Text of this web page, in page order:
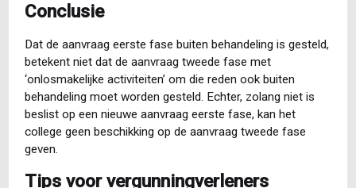
Conclusie
Dat de aanvraag eerste fase buiten behandeling is gesteld,
betekent niet dat de aanvraag tweede fase met
‘onlosmakelijke activiteiten’ om die reden ook buiten
behandeling moet worden gesteld. Echter, zolang niet is
beslist op een nieuwe aanvraag eerste fase, kan het
college geen beschikking op de aanvraag tweede fase
geven.
Tips voor vergunningverleners